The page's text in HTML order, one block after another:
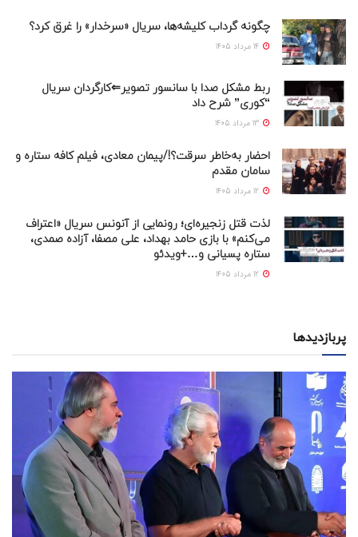
چگونه گرداب کلیشه‌ها، سریال «سرخدار» را غرق کرد؟
ربط مشکل صدا با سانسور تصویر⇐کارگردان سریال
“کوری” شرح داد
احضار به‌خاطر سرقت؟!/پیمان معادی، فیلم کافه ستاره و
سامان مقدم
لذت قتل زنجیره‌ای؛ رونمایی از آنونس سریال «اعتراف
می‌کنم» با بازی حامد بهداد، علی مصفا، آزاده صمدی،
ستاره پسیانی و…+ویدئو
پربازدیدها